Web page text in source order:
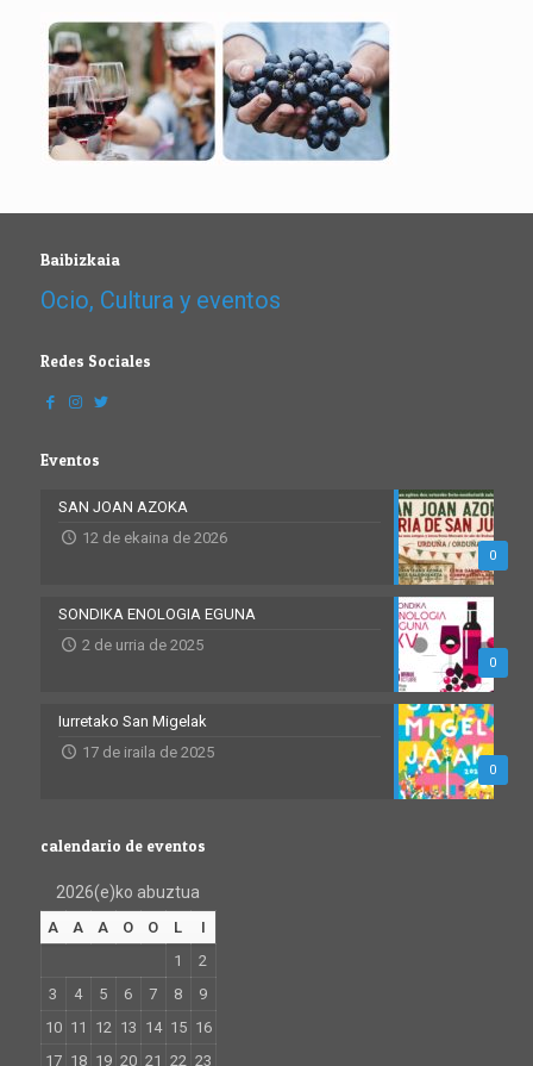
Baibizkaia
Ocio, Cultura y eventos
Redes Sociales
Eventos
0
SAN JOAN AZOKA
12 de ekaina de 2026
0
SONDIKA ENOLOGIA EGUNA
2 de urria de 2025
0
Iurretako San Migelak
17 de iraila de 2025
calendario de eventos
2026(e)ko abuztua
A A A O O L
I
1
2
3
4 5 6 7 8
9
10 11 12 13 14 15 16
17 18 19 20 21 22 23